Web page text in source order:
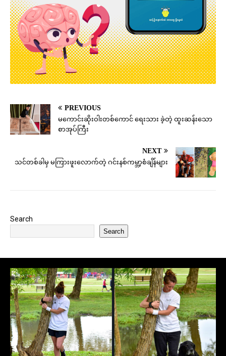
PREVIOUS
မကောင်းဆိုးဝါးတစ်ကောင် ရေးသား ခဲ့တဲ့ ထူးဆန်းသော
စာအုပ်ကြီး
NEXT
သင်တစ်ခါမှ မကြားဖူးလောက်တဲ့ ဂင်းနစ်ကမ္ဘာ့စံချိန်များ
Search
Search